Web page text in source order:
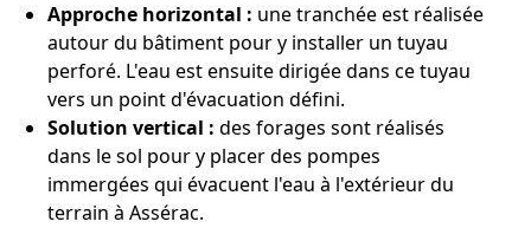
Approche horizontal : une tranchée est réalisée
autour du bâtiment pour y installer un tuyau
perforé. L'eau est ensuite dirigée dans ce tuyau
vers un point d'évacuation défini.
Solution vertical : des forages sont réalisés
dans le sol pour y placer des pompes
immergées qui évacuent l'eau à l'extérieur du
terrain à Assérac.